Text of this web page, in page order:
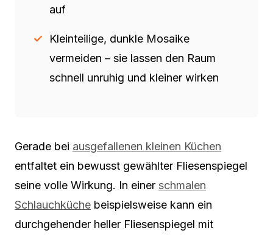
auf
Kleinteilige, dunkle Mosaike
vermeiden – sie lassen den Raum
schnell unruhig und kleiner wirken
Gerade bei ausgefallenen kleinen Küchen
entfaltet ein bewusst gewählter Fliesenspiegel
seine volle Wirkung. In einer schmalen
Schlauchküche beispielsweise kann ein
durchgehender heller Fliesenspiegel mit